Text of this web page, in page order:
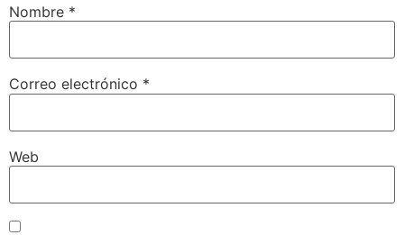
Nombre *
Correo electrónico *
Web